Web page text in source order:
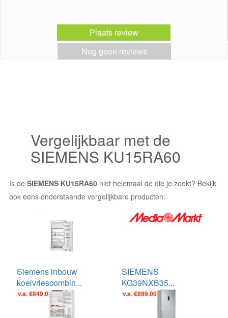
Plaats review
Nog geen reviews
Vergelijkbaar met de
SIEMENS KU15RA60
Is de SIEMENS KU15RA60 niet helemaal de die je zoekt? Bekijk
ook eens onderstaande vergelijkbare producten:
Siemens inbouw
koelvriescombin...
v.a. €849.00
SIEMENS
KG39NXB35...
v.a. €899.00